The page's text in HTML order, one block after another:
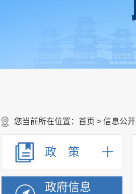
您当前所在位置： 首页 > 信息公开
政 策
政府信息